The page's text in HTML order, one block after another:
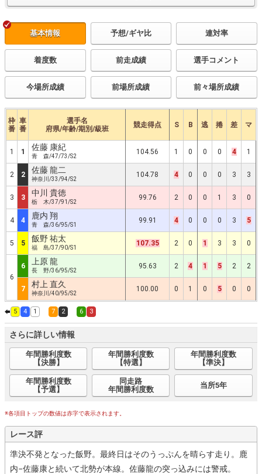
基本情報 予想/ギヤ比 連対率
着度数 前走成績 選手コメント
今場所成績 前場所成績 前々場所成績
枠
番
車
番
選手名
府県/年齢/期別/級班
競走得点 S B 逃 捲 差 マ
1 1 佐藤 康紀
青 森/47/73/S2
104.56 1 0 0 0 4 1
2 2 佐藤 龍二
神奈川/33/94/S2
104.78 4 0 0 0 3 3
3 3 中川 貴徳
栃 木/37/91/S2
99.76 2 0 0 1 3 0
4 4 鹿内 翔
青 森/36/95/S1
99.91 4 0 0 0 3 5
5 5 飯野 祐太
福 島/37/90/S1
107.35 2 0 1 3 3 0
6
6 上原 龍
長 野/36/95/S2
95.63 2 4 1 5 2 2
7 村上 直久
神奈川/40/95/S2
100.00 0 1 0 5 0 0
5 4 1 7 2 6 3
さらに詳しい情報
年間勝利度数
【決勝】
年間勝利度数
【特選】
年間勝利度数
【準決】
年間勝利度数
【予選】
同走路
年間勝利度数
当所5年
※各項目トップの数値は赤字で表示されます。
レース評
準決不発となった飯野。最終日はそのうっぷんを晴らす走り。鹿
内−佐藤康と続いて北勢が本線。佐藤龍の突っ込みには警戒。